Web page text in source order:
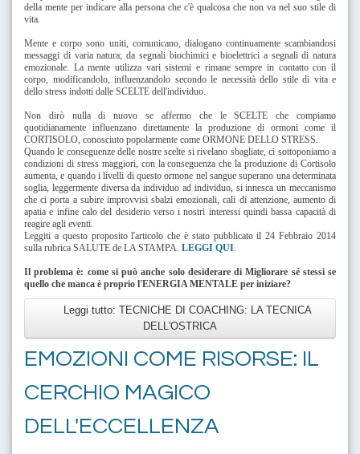
della mente per indicare alla persona che c'è qualcosa che non va nel suo stile di
vita.
Mente e corpo sono uniti, comunicano, dialogano continuamente scambiandosi
messaggi di varia natura; da segnali biochimici e bioelettrici a segnali di natura
emozionale. La mente utilizza vari sistemi e rimane sempre in contatto con il
corpo, modificandolo, influenzandolo secondo le necessità dello stile di vita e
dello stress indotti dalle SCELTE dell'individuo.
Non dirò nulla di nuovo se affermo che le SCELTE che compiamo
quotidianamente influenzano direttamente la produzione di ormoni come il
CORTISOLO, conosciuto popolarmente come ORMONE DELLO STRESS.
Quando le conseguenze delle nostre scelte si rivelano sbagliate, ci sottoponiamo a
condizioni di stress maggiori, con la conseguenza che la produzione di Cortisolo
aumenta, e quando i livelli di questo ormone nel sangue superano una determinata
soglia, leggermente diversa da individuo ad individuo, si innesca un meccanismo
che ci porta a subire improvvisi sbalzi emozionali, cali di attenzione, aumento di
apatia e infine calo del desiderio verso i nostri interessi quindi bassa capacità di
reagire agli eventi.
Leggiti a questo proposito l'articolo che è stato pubblicato il 24 Febbraio 2014
sulla rubrica SALUTE de LA STAMPA. LEGGI QUI.
Il problema è: come si può anche solo desiderare di Migliorare sé stessi se
quello che manca è proprio l'ENERGIA MENTALE per iniziare?
Leggi tutto: TECNICHE DI COACHING: LA TECNICA
DELL'OSTRICA
EMOZIONI COME RISORSE: IL
CERCHIO MAGICO
DELL'ECCELLENZA